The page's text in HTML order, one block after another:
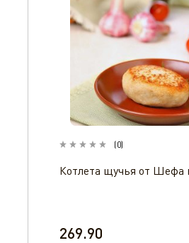
Оператор 8-800-350-46-10
(0)
Котлета щучья от Шефа
269.90